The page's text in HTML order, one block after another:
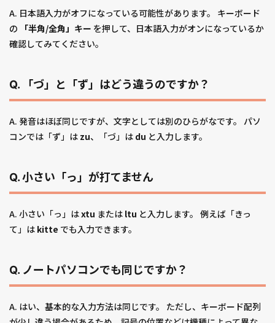
A. 日本語入力がオフになっている可能性があります。 キーボード
の
「半角/全角」キー を押して、日本語入力がオンになっているか
確認してみてください。
Q. 「づ」と「ず」はどう違うのですか？
A. 発音はほぼ同じですが、文字としては別のひらがなです。 パソ
コンでは「ず」は zu、「づ」は du と入力します。
Q. 小さい「っ」が打てません
A. 小さい「っ」はxtu または ltu と入力します。 例えば「きっ
て」は kitte でも入力できます。
Q. ノートパソコンでも同じですか？
A. はい、基本的な入力方法は同じです。 ただし、キーボード配列